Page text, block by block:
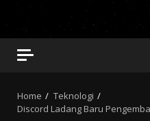
Home
Teknologi
Discord Ladang Baru